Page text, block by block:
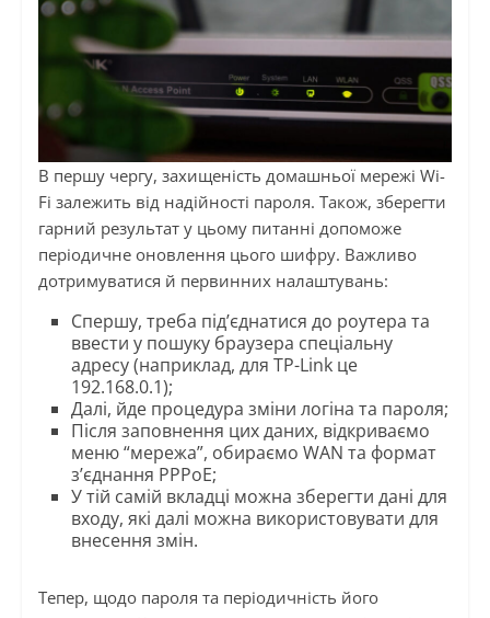
В першу чергу, захищеність домашньої мережі Wi-
Fi залежить від надійності пароля. Також, зберегти
гарний результат у цьому питанні допоможе
періодичне оновлення цього шифру. Важливо
дотримуватися й первинних налаштувань:
Спершу, треба під’єднатися до роутера та
ввести у пошуку браузера спеціальну
адресу (наприклад, для TP-Link це
192.168.0.1);
Далі, йде процедура зміни логіна та пароля;
Після заповнення цих даних, відкриваємо
меню “мережа”, обираємо WAN та формат
з’єднання PPPoE;
У тій самій вкладці можна зберегти дані для
входу, які далі можна використовувати для
внесення змін.
Тепер, щодо пароля та періодичність його